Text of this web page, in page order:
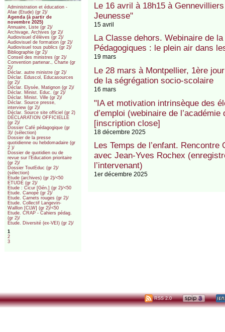
Administration et éducation -
Afae (Etude) (gr 2)/
Agenda (à partir de
novembre 2025)
Annuaire, Liste (gr 2)/
Archivage, Archives (gr 2)/
Audiovisuel d’élèves (gr 2)/
Audiovisuel de formation (gr 2)/
Audiovisuel tous publics (gr 2)/
Bibliographie (gr 2)/
Conseil des ministres (gr 2)/
Convention partenar., Charte (gr
2)/
Déclar. autre ministre (gr 2)/
Déclar. Eduscol, Educasources
(gr 2)/
Déclar. Elysée, Matignon (gr 2)/
Déclar. Minist. Educ. (gr 2)/
Déclar. Minist. Ville (gr 2)/
Déclar. Source presse,
interview (gr 2)/
Déclar. Source site officiel (gr 2)
DÉCLARATION OFFICIELLE
(gr 2)/
Dossier Café pédagogique (gr
3)/ (sélection)
Dossier de la presse
quotidienne ou hebdomadaire (gr
2 )/
Dossier de quotidien ou de
revue sur l’Education prioritaire
(gr 2)/
Dossier ToutEduc (gr 2)/
(sélection)
Etude (archives) (gr 2)/<50
ETUDE (gr 2)/
Etude : Cicur [Gén.] (gr 2)/<50
Etude. Canopé (gr 2)/
Etude. Carnets rouges (gr 2)/
Etude. Collectif Langevin-
Walllon [CLW] (gr 2)/<50
Etude. CRAP - Cahiers pédag.
(gr 2)/
Etude. Diversité (ex-VEI) (gr 2)/
1
2
3
Le 16 avril à 18h15 à
Jeunesse"
15 avril
La Classe dehors. Webinaire de
Pédagogiques : le plein air dans
19 mars
Le 28 mars à Montpellier, 1ère
de la ségrégation socio-scolaire
16 mars
"IA et motivation intrinsèque des
d’emploi (webinaire de
[inscription close]
18 décembre 2025
Les Temps de l’enfant.
avec Jean-Yves Rochex
l’intervenant)
1er décembre 2025
RSS 2.0